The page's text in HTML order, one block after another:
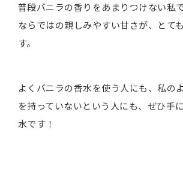
普段バニラの香りをあまりつけない私
ならではの親しみやすい甘さが、とて
す。
よくバニラの香水を使う人にも、私の
を持っていないという人にも、ぜひ手
水です！